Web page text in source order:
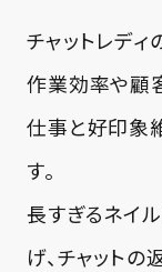
チャットレデ
作業効率や顧
仕事と好印象
す。
長すぎるネイ
げ、チャット